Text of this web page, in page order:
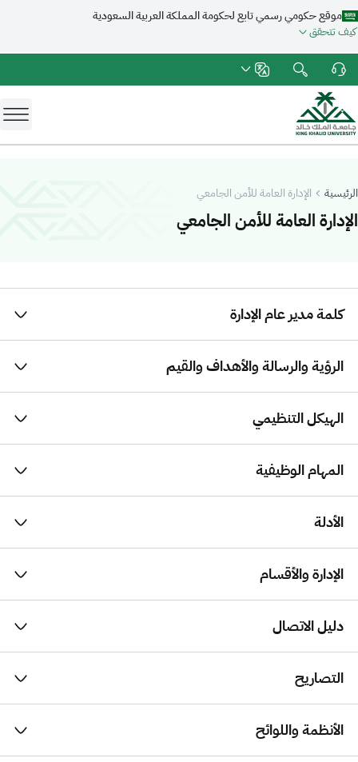
موقع حكومي رسمي تابع لحكومة المملكة العربية السعودية
كيف تتحقق
الرئيسية الإدارة العامة للأمن الجامعي
الإدارة العامة للأمن الجامعي
-
كلمة مدير عام الإدارة
الرؤية والرسالة والأهداف والقيم
الهيكل التنظيمي
المهام الوظيفية
الأدلة
الإدارة والأقسام
دليل الاتصال
التصاريح
الأنظمة واللوائح